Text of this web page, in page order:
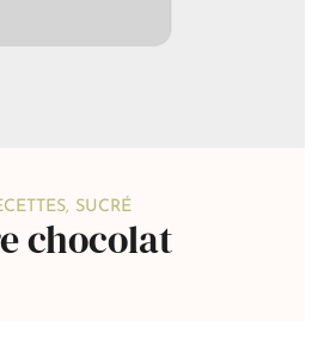
, SUCRÉ
chocolat